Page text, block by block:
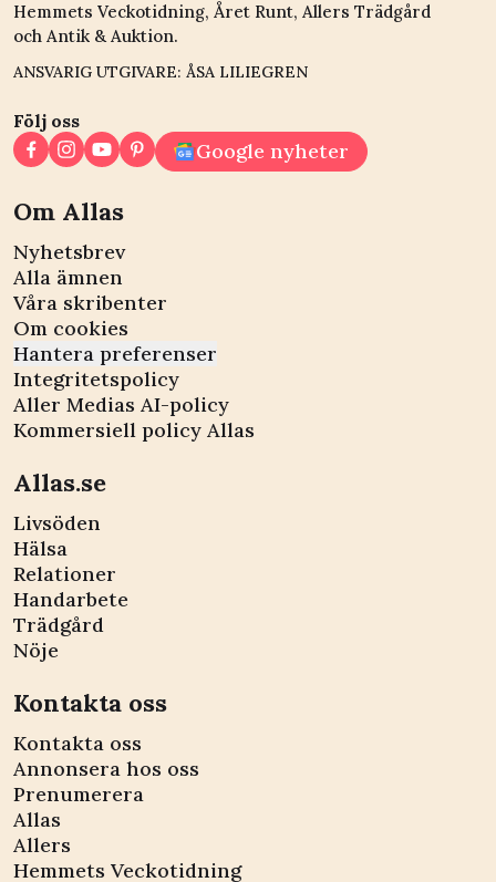
Hemmets Veckotidning, Året Runt, Allers Trädgård
och Antik & Auktion.
ANSVARIG UTGIVARE: ÅSA LILIEGREN
Följ oss
Google nyheter
Om Allas
Nyhetsbrev
Alla ämnen
Våra skribenter
Om cookies
Hantera preferenser
Integritetspolicy
Aller Medias AI-policy
Kommersiell policy Allas
Allas.se
Livsöden
Hälsa
Relationer
Handarbete
Trädgård
Nöje
Kontakta oss
Kontakta oss
Annonsera hos oss
Prenumerera
Allas
Allers
Hemmets Veckotidning